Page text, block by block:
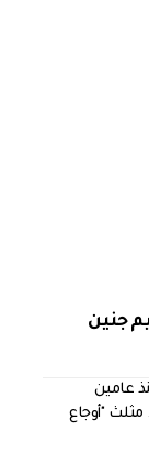
جنين
عامين
"أوجاع